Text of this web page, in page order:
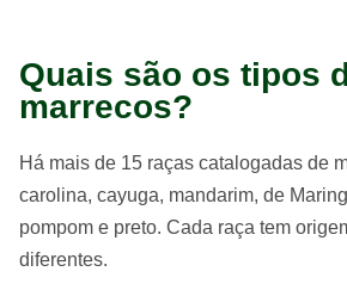
Quais são os tipos
marrecos?
Há mais de 15 raças catalogadas de
carolina, cayuga, mandarim, de
pompom e preto. Cada raça tem
diferentes.